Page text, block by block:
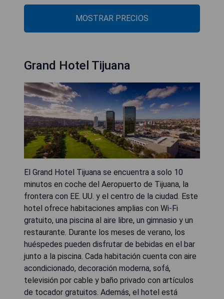
MOSTRAR PRECIOS
Grand Hotel Tijuana
El Grand Hotel Tijuana se encuentra a solo 10
minutos en coche del Aeropuerto de Tijuana, la
frontera con EE. UU. y el centro de la ciudad. Este
hotel ofrece habitaciones amplias con Wi-Fi
gratuito, una piscina al aire libre, un gimnasio y un
restaurante. Durante los meses de verano, los
huéspedes pueden disfrutar de bebidas en el bar
junto a la piscina. Cada habitación cuenta con aire
acondicionado, decoración moderna, sofá,
televisión por cable y baño privado con artículos
de tocador gratuitos. Además, el hotel está